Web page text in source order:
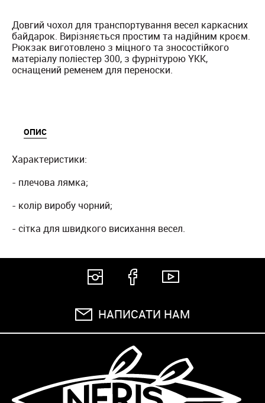
Довгий чохол для транспортування весел каркасних
байдарок. Вирізняється простим та надійним кроєм.
Рюкзак виготовлено з міцного та зносостійкого
матеріалу поліестер 300, з фурнітурою YKK,
оснащений ременем для переноски.
ОПИС
Характеристики:
- плечова лямка;
- колір виробу чорний;
- сітка для швидкого висихання весел.
НАПИСАТИ НАМ